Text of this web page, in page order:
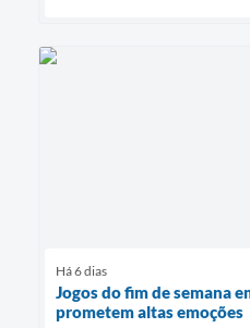
Há 6 dias
Jogos do fim de semana
prometem altas emoções